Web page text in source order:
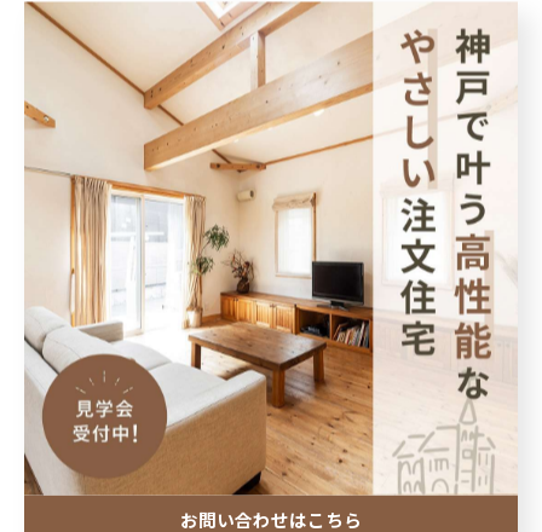
< 前のページ 一覧に戻る 次のページ >
カテゴリー Categories
全てのカテゴリー
注文住宅
高性能
デザイン
お問い合わせはこちら